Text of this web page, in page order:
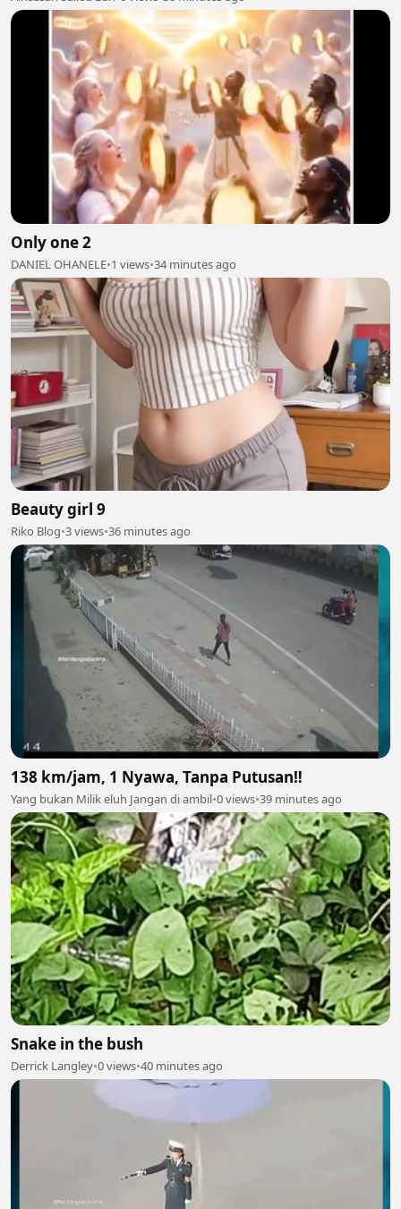
Only one 2
DANIEL OHANELE•1 views•34 minutes ago
Beauty girl 9
Riko Blog•3 views•36 minutes ago
138 km/jam, 1 Nyawa, Tanpa Putusan‼️
Yang bukan Milik eluh Jangan di ambil•0 views•39 minutes ago
Snake in the bush
Derrick Langley•0 views•40 minutes ago